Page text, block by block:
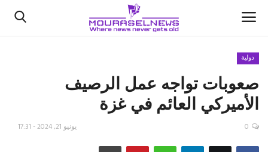
الأخبار
كتّابنا
دولية
صعوبات تواجه عمل الرصيف
الأميركي العائم في غزة
يونيو 21, 2024 - 17:31 0